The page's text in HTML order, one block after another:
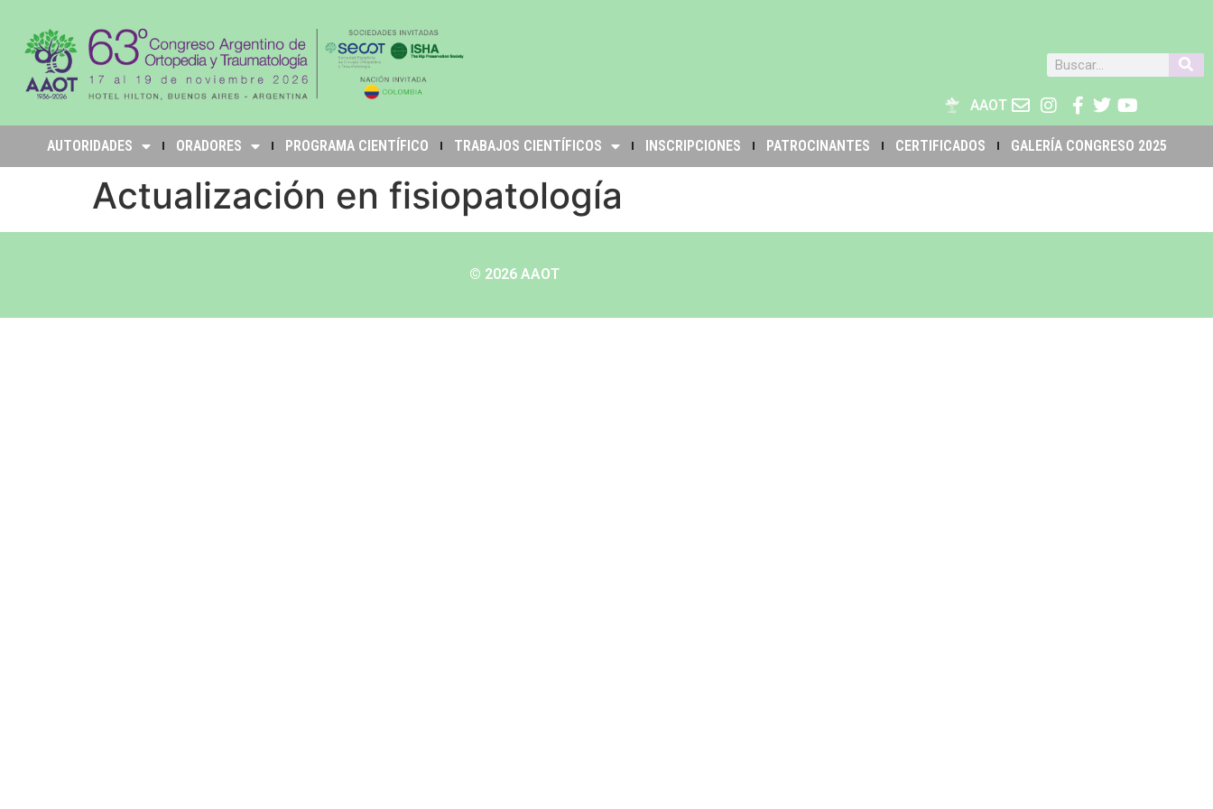
AAOT
AUTORIDADES ORADORES PROGRAMA CIENTÍFICO TRABAJOS CIENTÍFICOS INSCRIPCIONES PATROCINANTES CERTIFICADOS GALERÍA CONGRESO 2025
Actualización en fisiopatología
© 2026 AAOT